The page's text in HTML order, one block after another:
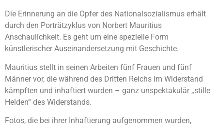
Die Erinnerung an die Opfer des Nationalsozialismus erhält
durch den Porträtzyklus von Norbert Mauritius
Anschaulichkeit. Es geht um eine spezielle Form
künstlerischer Auseinandersetzung mit Geschichte.
Mauritius stellt in seinen Arbeiten fünf Frauen und fünf
Männer vor, die während des Dritten Reichs im Widerstand
kämpften und inhaftiert wurden – ganz unspektakulär „stille
Helden“ des Widerstands.
Fotos, die bei ihrer Inhaftierung aufgenommen wurden,